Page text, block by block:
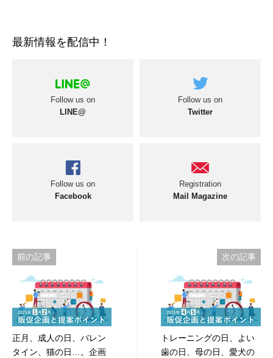
最新情報を配信中！
Follow us on
LINE@
Follow us on
Twitter
Follow us on
Facebook
Registration
Mail Magazine
投
稿
ナ
ビ
ゲ
前の記事
正月、成人の日、バレン
タイン、猫の日…。企画
次の記事
トレーニングの日、よい
歯の日、母の日、愛犬の